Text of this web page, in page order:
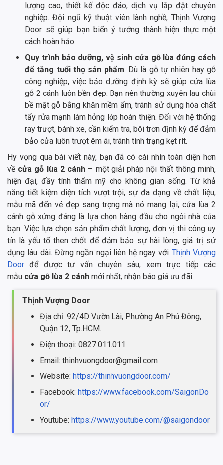
lượng cao, thiết kế độc đáo, dịch vụ lắp đặt chuyên
nghiệp. Đội ngũ kỹ thuật viên lành nghề, Thịnh Vượng
Door sẽ giúp bạn biến ý tưởng thành hiện thực một
cách hoàn hảo.
Quy trình bảo dưỡng, vệ sinh cửa gỗ lùa đúng cách
để tăng tuổi thọ sản phẩm: Dù là gỗ tự nhiên hay gỗ
công nghiệp, việc bảo dưỡng định kỳ sẽ giúp cửa lùa
gỗ 2 cánh luôn bền đẹp. Bạn nên thường xuyên lau chùi
bề mặt gỗ bằng khăn mềm ẩm, tránh sử dụng hóa chất
tẩy rửa mạnh làm hỏng lớp hoàn thiện. Đối với hệ thống
ray trượt, bánh xe, cần kiểm tra, bôi trơn định kỳ để đảm
bảo cửa luôn trượt êm ái, tránh tình trạng kẹt rít.
Hy vọng qua bài viết này, bạn đã có cái nhìn toàn diện hơn
về cửa gỗ lùa 2 cánh – một giải pháp nội thất thông minh,
hiện đại, đầy tính thẩm mỹ cho không gian sống. Từ khả
năng tiết kiệm diện tích vượt trội, sự đa dạng về chất liệu,
mẫu mã đến vẻ đẹp sang trọng mà nó mang lại, cửa lùa 2
cánh gỗ xứng đáng là lựa chọn hàng đầu cho ngôi nhà của
bạn. Việc lựa chọn sản phẩm chất lượng, đơn vị thi công uy
tín là yếu tố then chốt để đảm bảo sự hài lòng, giá trị sử
dụng lâu dài. Đừng ngần ngại liên hệ ngay với Thịnh Vượng
Door để được tư vấn chuyên sâu, xem trực tiếp các
mẫu cửa gỗ lùa 2 cánh mới nhất, nhận báo giá ưu đãi.
Thịnh Vượng Door
Địa chỉ: 92/4D Vườn Lài, Phường An Phú Đông,
Quận 12, Tp.HCM.
Điện thoại: 0827.011.011
Email: thinhvuongdoor@gmail.com
Website: https://thinhvuongdoor.com/
Facebook: https://www.facebook.com/SaigonDo
or/
Youtube: https://www.youtube.com/@saigondoor